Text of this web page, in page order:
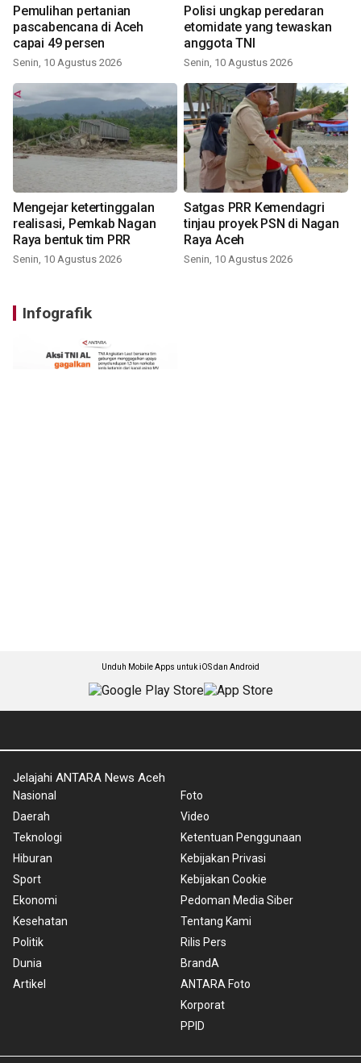
Pemulihan pertanian
pascabencana di Aceh
capai 49 persen
Senin, 10 Agustus 2026
Polisi ungkap peredaran
etomidate yang tewaskan
anggota TNI
Senin, 10 Agustus 2026
Mengejar ketertinggalan
realisasi, Pemkab Nagan
Raya bentuk tim PRR
Senin, 10 Agustus 2026
Satgas PRR Kemendagri
tinjau proyek PSN di Nagan
Raya Aceh
Senin, 10 Agustus 2026
Infografik
Unduh Mobile Apps untuk iOS dan Android
Jelajahi ANTARA News Aceh
Nasional
Daerah
Teknologi
Hiburan
Sport
Ekonomi
Kesehatan
Politik
Dunia
Artikel
Foto
Video
Ketentuan Penggunaan
Kebijakan Privasi
Kebijakan Cookie
Pedoman Media Siber
Tentang Kami
Rilis Pers
BrandA
ANTARA Foto
Korporat
PPID